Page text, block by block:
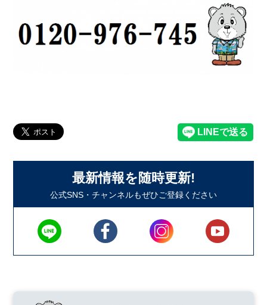
最新情報を随時更新!
公式SNS・チャンネルもぜひご登録ください